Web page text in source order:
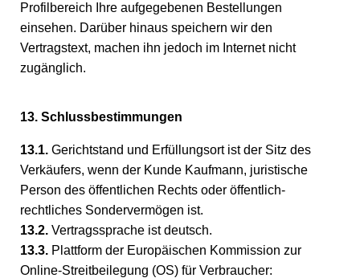
Profilbereich Ihre aufgegebenen Bestellungen
einsehen. Darüber hinaus speichern wir den
Vertragstext, machen ihn jedoch im Internet nicht
zugänglich.
13. Schlussbestimmungen
13.1. Gerichtstand und Erfüllungsort ist der Sitz des
Verkäufers, wenn der Kunde Kaufmann, juristische
Person des öffentlichen Rechts oder öffentlich-
rechtliches Sondervermögen ist.
13.2. Vertragssprache ist deutsch.
13.3. Plattform der Europäischen Kommission zur
Online-Streitbeilegung (OS) für Verbraucher: